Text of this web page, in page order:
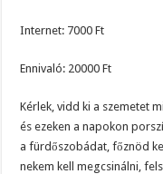
Internet: 7000 Ft
Ennivaló: 20000 Ft
Kérlek, vidd ki a szemetet
és ezeken a napokon
a fürdőszobádat, főznöd
nekem kell megcsinálni,